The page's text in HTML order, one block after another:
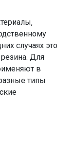
случаях это
Для
в
типы